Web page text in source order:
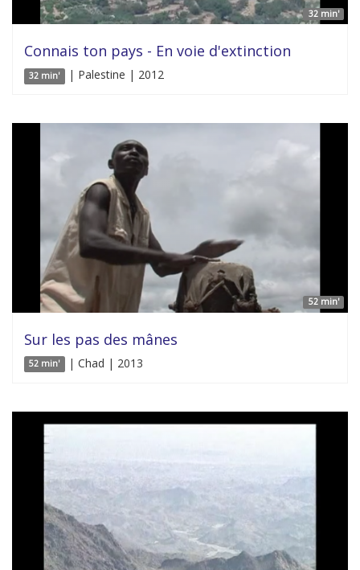
32 min'
Connais ton pays - En voie d'extinction
32 min' | Palestine | 2012
52 min'
Sur les pas des mânes
52 min' | Chad | 2013